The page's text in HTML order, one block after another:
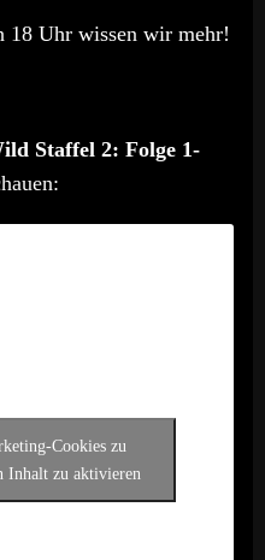
18 Uhr wissen wir mehr!
Staffel 2: Folge 1-
Cookies zu
Inhalt zu aktivieren